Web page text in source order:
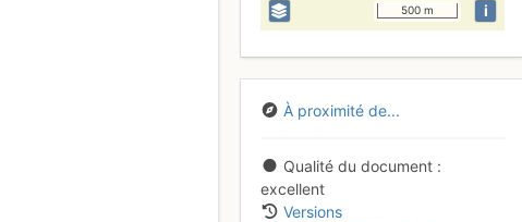
500 m i
À proximité de...
Qualité du document
excellent
Versions